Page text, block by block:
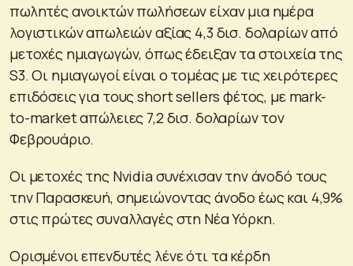
πωλητές ανοικτών πωλήσεων είχαν μια ημέρα
λογιστικών απωλειών αξίας 4,3 δισ. δολαρίων από
μετοχές ημιαγωγών, όπως έδειξαν τα στοιχεία της
S3. Οι ημιαγωγοί είναι ο τομέας με τις χειρότερες
επιδόσεις για τους short sellers φέτος, με mark-
to-market απώλειες 7,2 δισ. δολαρίων τον
Φεβρουάριο.
Οι μετοχές της Nvidia συνέχισαν την άνοδό τους
την Παρασκευή, σημειώνοντας άνοδο έως και 4,9%
στις πρώτες συναλλαγές στη Νέα Υόρκη.
Ορισμένοι επενδυτές λένε ότι τα κέρδη